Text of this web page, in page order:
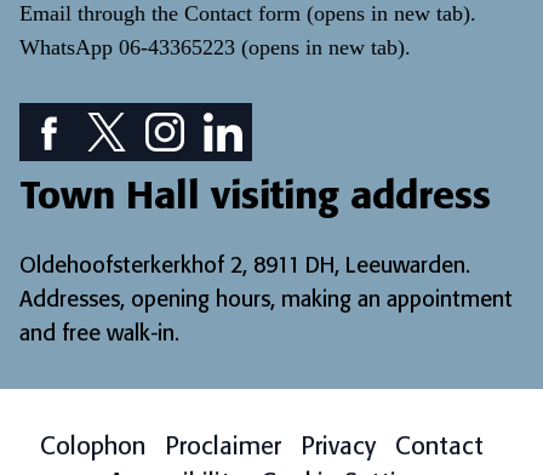
Email through the Contact form (opens in new tab).
WhatsApp 06-43365223 (opens in new tab).
Facebook icon: View our Facebook page
Twitter icon: View our Twitter page
Instagram icon: View our Instagram page
LinkedIn icon: View our LinkedIn
Town Hall visiting address
Oldehoofsterkerkhof 2, 8911 DH, Leeuwarden.
Addresses, opening hours, making an appointment
and free walk-in.
Colophon Proclaimer Privacy
Contact